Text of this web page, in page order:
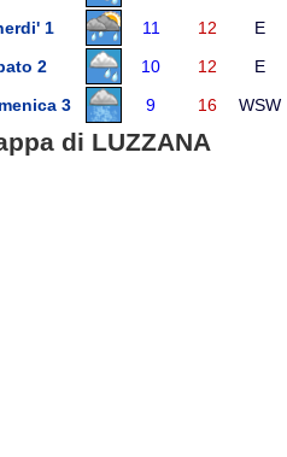
1
11 12 E
2
10 12 E
3
9 16 WSW
di LUZZANA